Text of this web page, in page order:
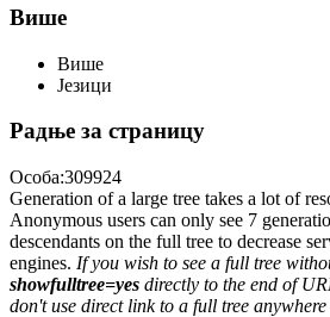
Више
Више
Језици
Радње за страницу
Особа:309924
Generation of a large tree takes a lot of
Anonymous users can only see 7
descendants on the full tree to decrease
engines. If you wish to see a full tree
showfulltree=yes directly to the end of
don't use direct link to a full tree anywhere